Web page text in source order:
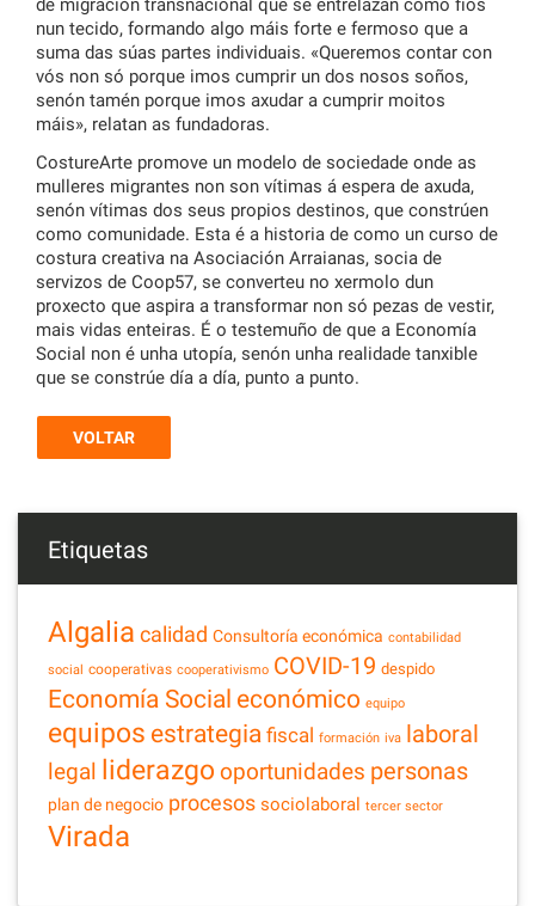
de migración transnacional que se entrelazan como fíos
nun tecido, formando algo máis forte e fermoso que a
suma das súas partes individuais. «Queremos contar con
vós non só porque imos cumprir un dos nosos soños,
senón tamén porque imos axudar a cumprir moitos
máis», relatan as fundadoras.
CostureArte promove un modelo de sociedade onde as
mulleres migrantes non son vítimas á espera de axuda,
senón vítimas dos seus propios destinos, que constrúen
como comunidade. Esta é a historia de como un curso de
costura creativa na Asociación Arraianas, socia de
servizos de Coop57, se converteu no xermolo dun
proxecto que aspira a transformar non só pezas de vestir,
mais vidas enteiras. É o testemuño de que a Economía
Social non é unha utopía, senón unha realidade tanxible
que se constrúe día a día, punto a punto.
VOLTAR
Etiquetas
Algalia calidad Consultoría económica contabilidad
social cooperativas cooperativismo COVID-19 despido
Economía Social económico equipo
equipos estrategia fiscal formación iva laboral
legal liderazgo oportunidades personas
plan de negocio procesos sociolaboral tercer sector
Virada